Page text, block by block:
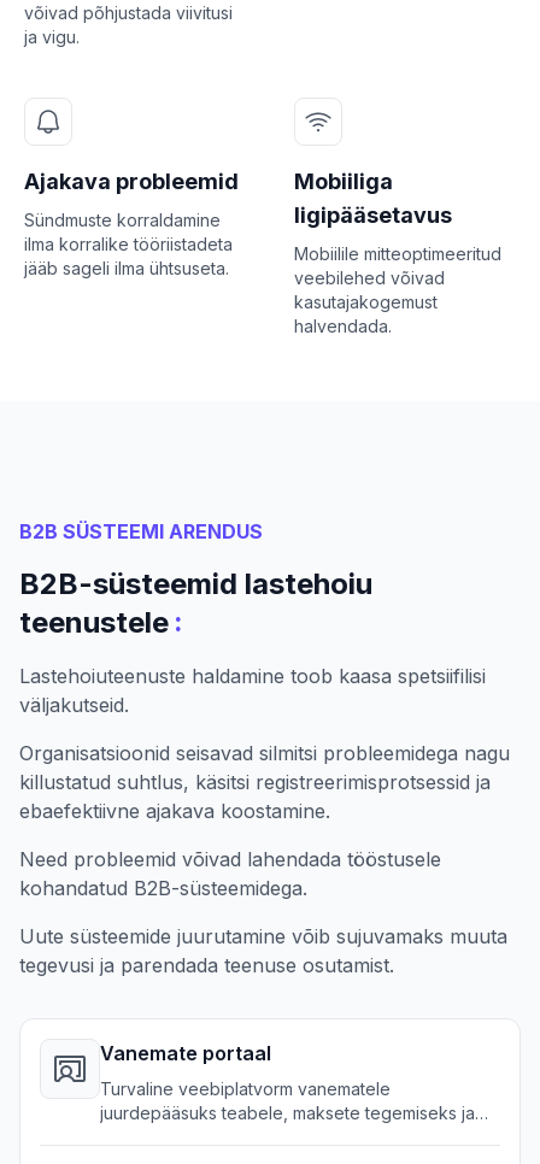
võivad põhjustada viivitusi
ja vigu.
Ajakava probleemid
Sündmuste korraldamine
ilma korralike tööriistadeta
jääb sageli ilma ühtsuseta.
Mobiiliga
ligipääsetavus
Mobiilile mitteoptimeeritud
veebilehed võivad
kasutajakogemust
halvendada.
B2B SÜSTEEMI ARENDUS
B2B-süsteemid lastehoiu
teenustele :
Lastehoiuteenuste haldamine toob kaasa spetsiifilisi
väljakutseid.
Organisatsioonid seisavad silmitsi probleemidega nagu
killustatud suhtlus, käsitsi registreerimisprotsessid ja
ebaefektiivne ajakava koostamine.
Need probleemid võivad lahendada tööstusele
kohandatud B2B-süsteemidega.
Uute süsteemide juurutamine võib sujuvamaks muuta
tegevusi ja parendada teenuse osutamist.
Vanemate portaal
Turvaline veebiplatvorm vanematele
juurdepääsuks teabele, maksete tegemiseks ja